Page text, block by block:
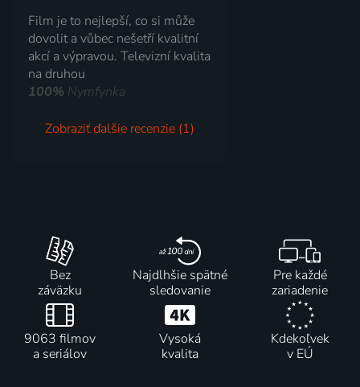
Film je to nejlepší, co si může
dovolit a vůbec nešetří kvalitní
akcí a výpravou. Televizní kvalita
na druhou
100% Nymfynka
Zobraziť ďalšie recenzie (1)
Bez
záväzku
Najdlhšie spätné
sledovanie
Pre každé
zariadenie
9063 filmov
a seriálov
Vysoká
kvalita
Kdekoľvek
v EÚ